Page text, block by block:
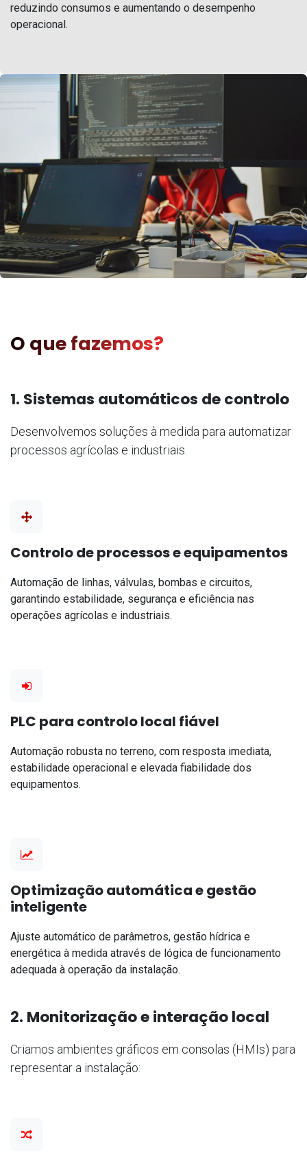
reduzindo consumos e aumentando o desempenho
operacional.
O que fazemos?
1. Sistemas automáticos de controlo
Desenvolvemos soluções à medida para automatizar
processos agrícolas e industriais.
Controlo de processos e equipamentos
Automação de linhas, válvulas, bombas e circuitos,
garantindo estabilidade, segurança e eficiência nas
operações agrícolas e industriais.
PLC para controlo local fiável
Automação robusta no terreno, com resposta imediata,
estabilidade operacional e elevada fiabilidade dos
equipamentos.
Optimização automática e gestão
inteligente
Ajuste automático de parâmetros, gestão hídrica e
energética à medida através de lógica de funcionamento
adequada à operação da instalação.
2. Monitorização e interação local
Criamos ambientes gráficos em consolas (HMIs) para
representar a instalação: